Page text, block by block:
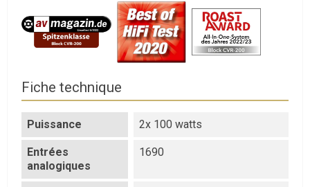
Fiche technique
Puissance 2x 100 watts
Entrées
analogiques
1690